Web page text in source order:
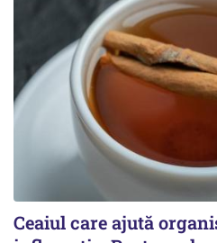
Ceaiul care ajută